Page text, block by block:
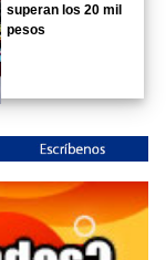
superan los 20 mil
pesos